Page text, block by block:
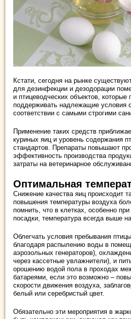
Кстати, сегодня на рынке
для дезинфекции и дезодорации
и птицеводческих объектов, которые
поддерживать надлежащие условия
соответствии с самыми строгими
Применение таких средств
куриных яиц и уровень содержания
стандартов. Препараты повышают
эффективность производства
затраты на ветеринарное
Оптимальная
Снижение качества яиц происходит
повышения температуры воздуха
помнить, что в клетках, особенно
посадки, температура всегда выше
Облегчать условия пребывания
благодаря распылению воды в
аэрозольных генераторов),
через кассетные увлажнители), и
орошению водой пола в проходах
батареями, если это возможно –
скорости движения воздуха,
белый или серебристый цвет.
Обязательно эти мероприятия в